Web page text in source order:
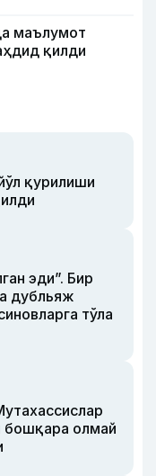
маълумот
қилди
қурилиши
эди”. Бир
дубльяж
тўла
бошқара олмай